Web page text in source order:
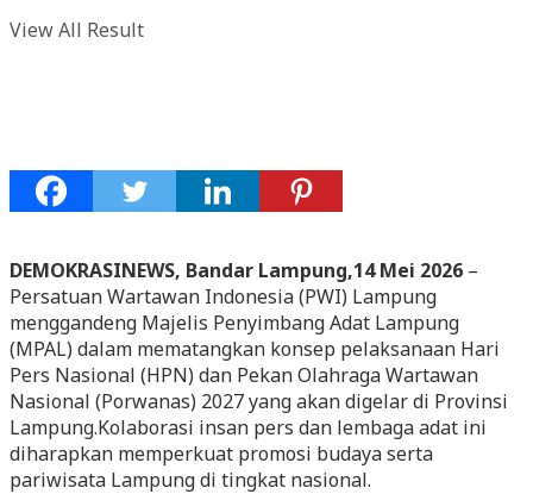
View All Result
DEMOKRASINEWS, Bandar Lampung,14 Mei 2026 –
Persatuan Wartawan Indonesia (PWI) Lampung
menggandeng Majelis Penyimbang Adat Lampung
(MPAL) dalam mematangkan konsep pelaksanaan Hari
Pers Nasional (HPN) dan Pekan Olahraga Wartawan
Nasional (Porwanas) 2027 yang akan digelar di Provinsi
Lampung.Kolaborasi insan pers dan lembaga adat ini
diharapkan memperkuat promosi budaya serta
pariwisata Lampung di tingkat nasional.